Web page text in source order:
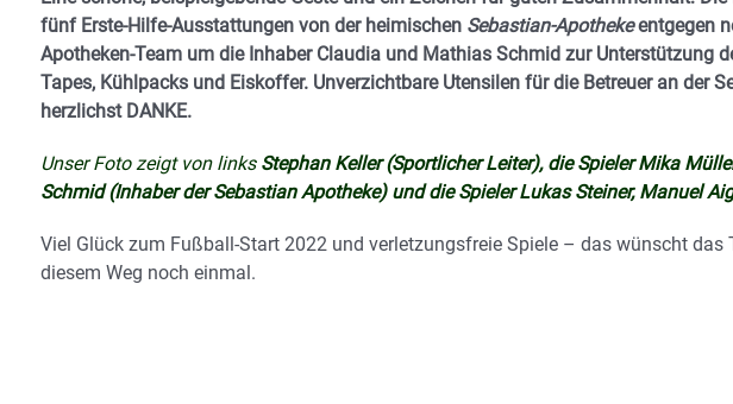
fünf Erste-Hilfe-Ausstattungen von der heimischen Sebastian-Apothekeentgegen
Apotheken-Team um die Inhaber Claudia und Mathias Schmid zur Unterstützung
Tapes, Kühlpacks und Eiskoffer. Unverzichtbare Utensilen für die Betreuer an der
herzlichst DANKE.
Unser Foto zeigt von linksStephan Keller (Sportlicher Leiter), die Spieler Mika
Schmid (Inhaber der Sebastian Apotheke) und die Spieler Lukas Steiner, Manuel
Viel Glück zum Fußball-Start 2022 und verletzungsfreie Spiele – das wünscht das
diesem Weg noch einmal.